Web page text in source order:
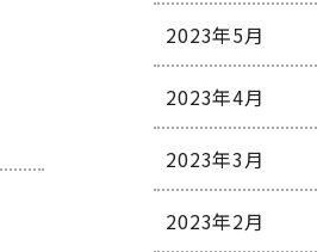
2023年5月
2023年4月
2023年3月
2023年2月